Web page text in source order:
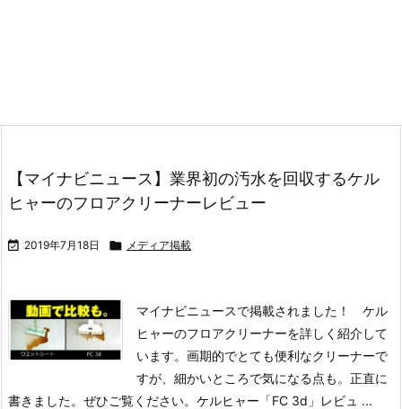
【マイナビニュース】業界初の汚水を回収するケル
ヒャーのフロアクリーナーレビュー
 2019年7月18日  メディア掲載
マイナビニュースで掲載されました！ ケル
ヒャーのフロアクリーナーを詳しく紹介して
います。画期的でとても便利なクリーナーで
すが、細かいところで気になる点も。正直に
書きました。ぜひご覧ください。 ケルヒャー「FC 3d」レビュ ...